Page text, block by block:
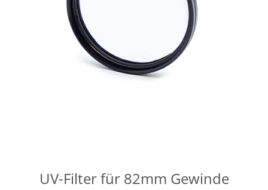
UV-Filter für 82mm Gewinde